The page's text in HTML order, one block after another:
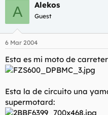
A Alekos
Guest
6 Mar 2004
Esta es mi moto de
Esta la de circuito una
supermotard: